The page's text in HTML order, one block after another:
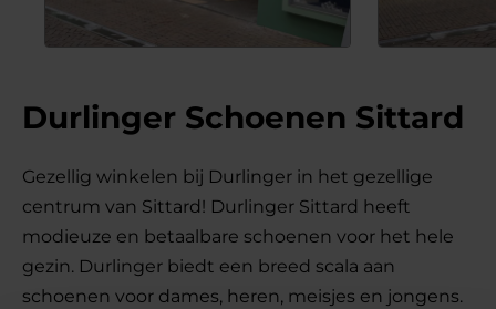
Durlinger Schoenen Sittard
Gezellig winkelen bij Durlinger in het gezellige
centrum van Sittard! Durlinger Sittard heeft
modieuze en betaalbare schoenen voor het hele
gezin. Durlinger biedt een breed scala aan
schoenen voor dames, heren, meisjes en jongens.